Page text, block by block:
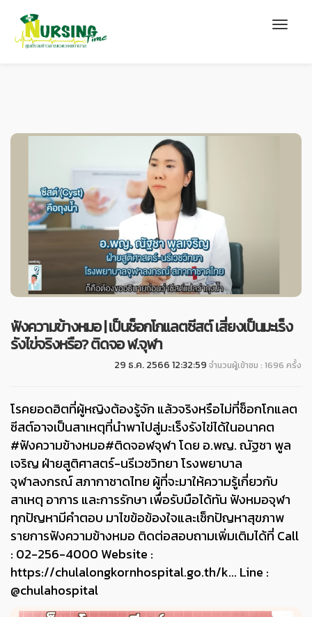
ฟังความข้างหมอ | เป็นช็อกโกแลตซีสต์ เสี่ยงเป็นมะเร็ง
รังไข่จริงหรือ? ติดจอ ฬ.จุฬา
29 ธ.ค. 2566 12:32:59 จำนวนผู้เข้าชม : 1696 ครั้ง
โรคยอดฮิตที่ผู้หญิงต้องรู้จัก แล้วจริงหรือไม่ที่ช็อกโกแลต
ซีสต์อาจเป็นสาเหตุที่นำพาไปสู่มะเร็งรังไข่ได้ในอนาคต
#ฟังความข้างหมอ#ติดจอฬจุฬาโดย อ.พญ. ณัฐชา พูล
เจริญ ฝ่ายสูติศาสตร์-นรีเวชวิทยา โรงพยาบาล
จุฬาลงกรณ์ สภากาชาดไทย ผู้ที่จะมาให้ความรู้เกี่ยวกับ
สาเหตุ อาการ และการรักษา เพื่อรับมือได้ทัน ฟังหมอจุฬา
ทุกปัญหามีคำตอบ มาไขข้อข้องใจและเช็กปัญหาสุขภาพ
รายการฟังความข้างหมอ ติดต่อสอบถามเพิ่มเติมได้ที่ Call
: 02-256-4000 Website :
https://chulalongkornhospital.go.th/k... Line :
@chulahospital